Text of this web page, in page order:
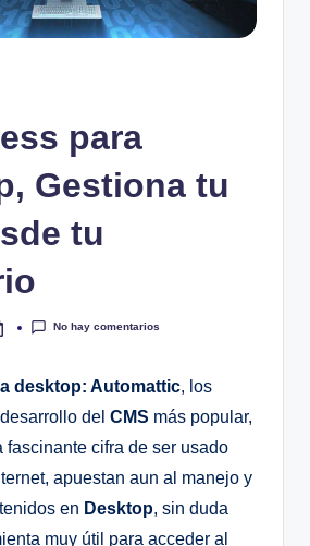
para
Gestiona tu
tu
No hay comentarios
desktop: Automattic, los
del CMS más popular,
fascinante cifra de ser usado
apuestan aun al manejo y
en Desktop, sin duda
muy útil para acceder al